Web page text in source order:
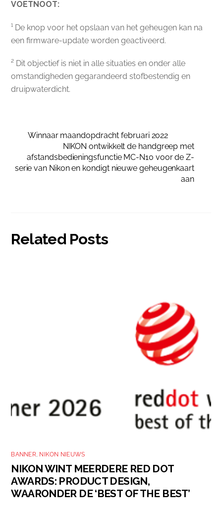
VOETNOOT:
¹ De knop voor het opslaan van het geheugen kan na
een firmware-update worden geactiveerd.
² Dit objectief is niet in alle situaties en onder alle
omstandigheden gegarandeerd stofbestendig en
druipwaterdicht.
Winnaar maandopdracht februari 2022
NIKON ontwikkelt de handgreep met
afstandsbedieningsfunctie MC-N10 voor de Z-
serie van Nikon en kondigt nieuwe geheugenkaart
aan
Related Posts
BANNER NIKON NIEUWS
NIKON WINT MEERDERE RED DOT
AWARDS: PRODUCT DESIGN,
WAARONDER DE ‘BEST OF THE BEST’